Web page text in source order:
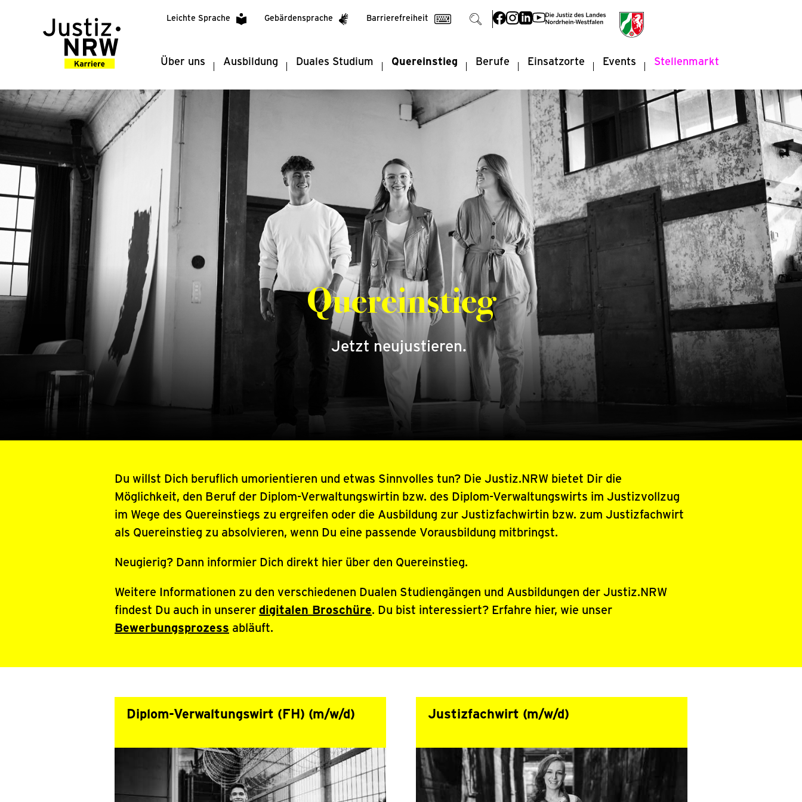
Leichte Sprache Gebärdensprache Barrierefreiheit Suchen

Suchen

Über uns Ausbildung Duales Studium Quereinstieg Berufe Einsatzorte Events Stellenmarkt
Quereinstieg
Jetzt neujustieren.
Du willst Dich beruflich umorientieren und etwas Sinnvolles tun? Die Justiz.NRW bietet Dir die
Möglichkeit, den Beruf der Diplom-Verwaltungswirtin bzw. des Diplom-Verwaltungswirts im Justizvollzug
im Wege des Quereinstiegs zu ergreifen oder die Ausbildung zur Justizfachwirtin bzw. zum Justizfachwirt
als Quereinstieg zu absolvieren, wenn Du eine passende Vorausbildung mitbringst.
Neugierig? Dann informier Dich direkt hier über den Quereinstieg.
Weitere Informationen zu den verschiedenen Dualen Studiengängen und Ausbildungen der Justiz.NRW
findest Du auch in unserer digitalen Broschüre. Du bist interessiert? Erfahre hier, wie unser
Bewerbungsprozess abläuft.
Diplom-Verwaltungswirt (FH) (m/w/d) Justizfachwirt (m/w/d)